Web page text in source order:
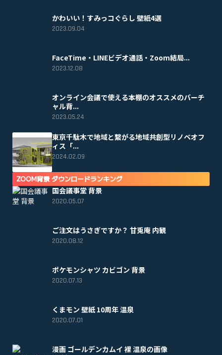
かわいい！すみっコぐらし 壁紙4選
2023.09.04
FaceTime・LINEビデオ通話・Zoom結局...
2023.12.08
オンライン会議で使える本棚のオススメのバーチ
ャル背...
2023.05.24
東京千駄木で地域と繋がる地域共創型リノベオフ
ィス「...
2024.02.09
ZOOM背景 ダウンロードランキング
国会議事堂 背景
2020.05.07
ご注文はうさぎですか？ 甘兎庵 内観
2020.08.12
ポケモンシャツ カビゴン 背景
2020.07.13
くまモン 壁紙 10周年 温泉
2020.07.01
漫画 ゴールデンカムイ 裸 温泉の画像